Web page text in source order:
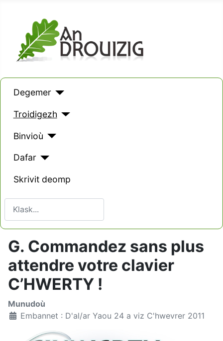
Degemer
Troidigezh
Binvioù
Dafar
Skrivit deomp
Type 2 or more characters for results.
G. Commandez sans plus
attendre votre clavier
C’HWERTY !
Munudoù
Embannet : D'al/ar Yaou 24 a viz C'hwevrer 2011